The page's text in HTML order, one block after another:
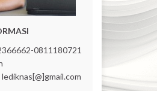
0811180721